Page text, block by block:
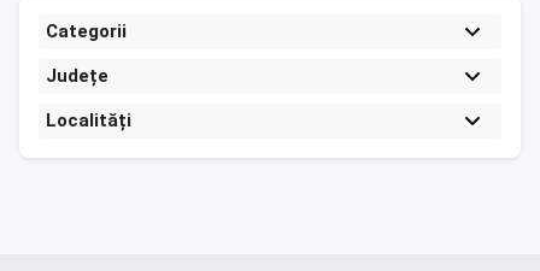
Categorii
Județe
Localități